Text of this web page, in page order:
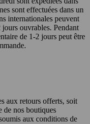
sont effectuées dans un
internationales peuvent
ouvrables. Pendant
de 1-2 jours peut être
aux retours offerts, soit
de nos boutiques
aux conditions de